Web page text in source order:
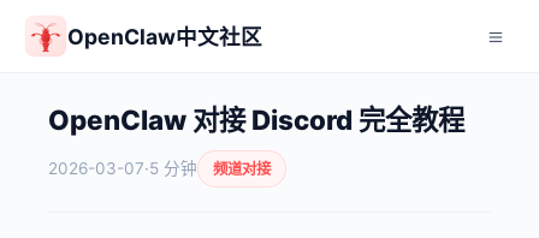
OpenClaw中文社区
OpenClaw 对接 Discord 完全教程
2026-03-07·5 分钟 频道对接